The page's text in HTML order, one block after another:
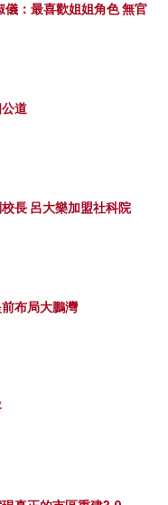
儀：最喜歡姐姐角色 無官
道
長 呂大樂加盟社科院
布局大鵬灣